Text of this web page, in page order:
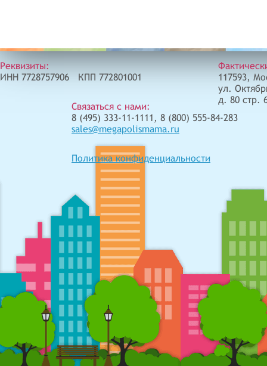
Реквизиты:
ИНН 7728757906 КПП 772801001
Связаться с нами:
8 (495) 333-11-1111, 8 (800) 555-84-283
sales@megapolismama.ru
Политика конфиденциальности
117593,
ул.
д. 80 стр.